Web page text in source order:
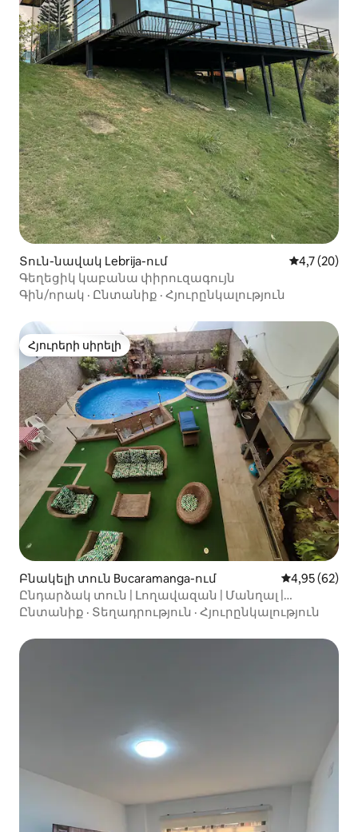
Տուն-նավակ Lebrija-ում Միջին
4,7 (20)
Գեղեցիկ կաբանա փիրուզագույն
Գին/որակ · Ընտանիք · Հյուրընկալություն
Հյուրերի սիրելի
Հյուրերի սիրելի
Բնակելի տուն Bucaramanga-ում Միջին
4,95 (62)
Ընդարձակ տուն | Լողավազան | Մանղալ |
Իդեալական տեղադրություն
Ընտանիք · Տեղադրություն · Հյուրընկալություն